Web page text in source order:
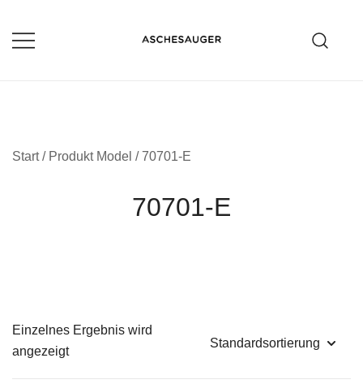
Inhalt
springen
Start/ Produkt Model / 70701-E
70701-E
Einzelnes Ergebnis wird
angezeigt